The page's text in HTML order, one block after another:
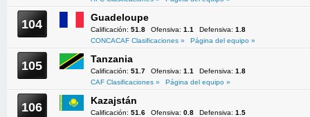
104 Guadeloupe
Calificación: 51.8 Ofensiva: 1.1 Defensiva: 1.8
CONCACAF Clasificaciones »
Página del equipo »
105 Tanzania
Calificación: 51.7 Ofensiva: 1.1 Defensiva: 1.8
CAF Clasificaciones »
Página del equipo »
106 Kazajstán
Calificación: 51.6 Ofensiva: 0.8 Defensiva: 1.5